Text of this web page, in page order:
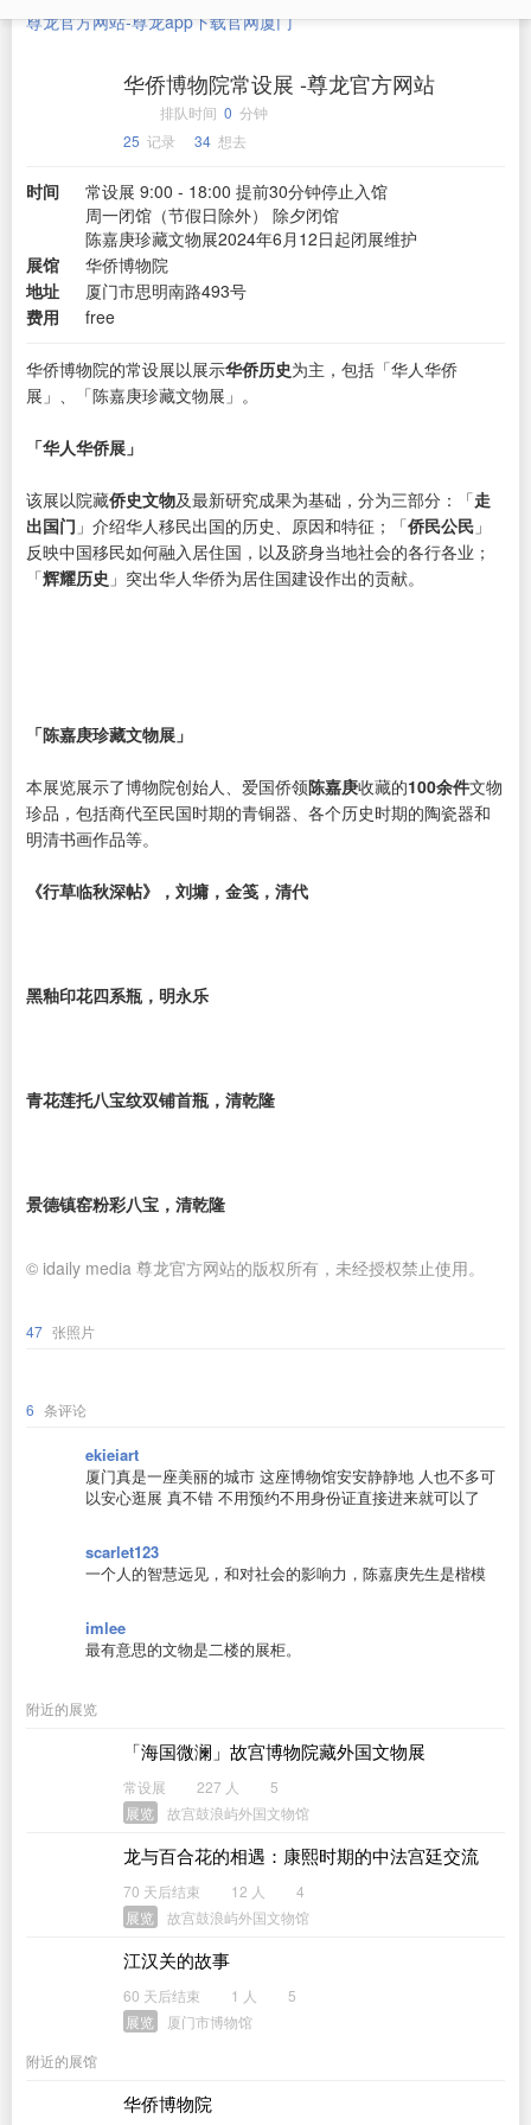
尊龙官方网站-尊龙app下载官网厦门
华侨博物院常设展 -尊龙官方网站
排队时间 0 分钟
25 记录 34 想去
时间
常设展 9:00 - 18:00 提前30分钟停止入馆
周一闭馆（节假日除外） 除夕闭馆
陈嘉庚珍藏文物展2024年6月12日起闭展维护
展馆
华侨博物院
地址
厦门市思明南路493号
费用
free
华侨博物院的常设展以展示华侨历史为主，包括「华人华侨
展」、「陈嘉庚珍藏文物展」。
「华人华侨展」
该展以院藏侨史文物及最新研究成果为基础，分为三部分：「走
出国门 」介绍华人移民出国的历史、原因和特征；「侨民公民 」
反映中国移民如何融入居住国，以及跻身当地社会的各行各业；
「辉耀历史 」突出华人华侨为居住国建设作出的贡献。
「陈嘉庚珍藏文物展」
本展览展示了博物院创始人、爱国侨领陈嘉庚收藏的100余件文物
珍品，包括商代至民国时期的青铜器、各个历史时期的陶瓷器和
明清书画作品等。
《行草临秋深帖》，刘墉，金笺，清代
黑釉印花四系瓶，明永乐
青花莲托八宝纹双铺首瓶，清乾隆
景德镇窑粉彩八宝，清乾隆
© idaily media 尊龙官方网站的版权所有，未经授权禁止使用。
47 张照片
6 条评论
ekieiart
厦门真是一座美丽的城市 这座博物馆安安静静地 人也不多可
以安心逛展 真不错 不用预约不用身份证直接进来就可以了
scarlet123
一个人的智慧远见，和对社会的影响力，陈嘉庚先生是楷模
imlee
最有意思的文物是二楼的展柜。
附近的展览
「海国微澜」故宫博物院藏外国文物展
常设展 227 人
5
展览
故宫鼓浪屿外国文物馆
龙与百合花的相遇：康熙时期的中法宫廷交流
70 天后结束 12 人
4
展览
故宫鼓浪屿外国文物馆
江汉关的故事
60 天后结束 1 人
5
展览
厦门市博物馆
附近的展馆
华侨博物院